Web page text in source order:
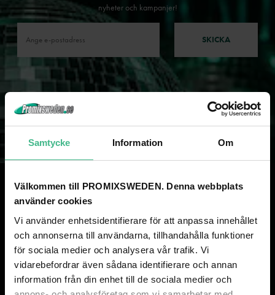
Samtycke Information Om
Välkommen till PROMIXSWEDEN. Denna webbplats
använder cookies
Vi använder enhetsidentifierare för att anpassa innehållet
och annonserna till användarna, tillhandahålla funktioner
för sociala medier och analysera vår trafik. Vi
vidarebefordrar även sådana identifierare och annan
information från din enhet till de sociala medier och
nyheter och kampanjer!
SKICKA
Som svenskt bolag med över 50 år i branschen och stora lager i Sverige
kan vi säkerställa snabb leverans och hög tillgänglighet för dig som kund.
Tack vare tre av Europas största import- och grossistbolag i ryggen
erbjuder vi marknadens bästa priser. Genom stora inköp direkt från